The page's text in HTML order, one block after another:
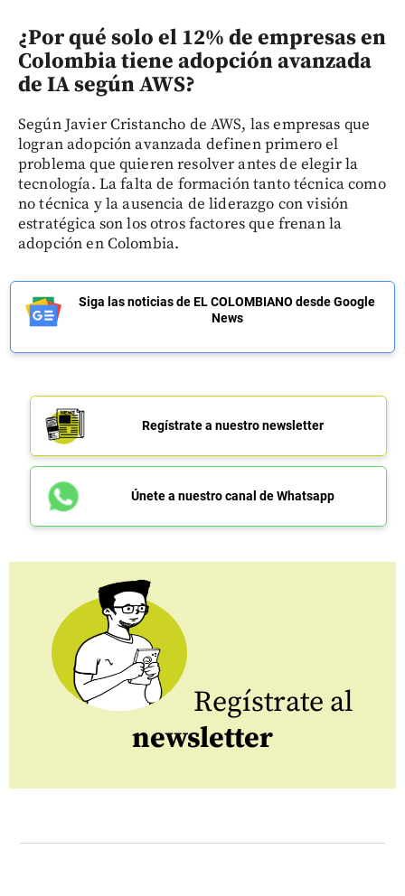
¿Por qué solo el 12% de empresas en
Colombia tiene adopción avanzada
de IA según AWS?
Según Javier Cristancho de AWS, las empresas que
logran adopción avanzada definen primero el
problema que quieren resolver antes de elegir la
tecnología. La falta de formación tanto técnica como
no técnica y la ausencia de liderazgo con visión
estratégica son los otros factores que frenan la
adopción en Colombia.
Siga las noticias de EL COLOMBIANO desde Google
News
Regístrate a nuestro newsletter
Únete a nuestro canal de Whatsapp
Regístrate al
newsletter